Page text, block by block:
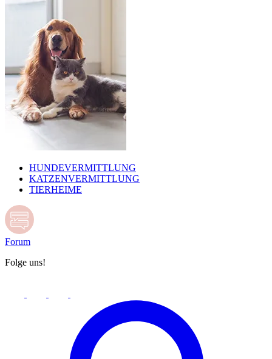
HUNDEVERMITTLUNG
KATZENVERMITTLUNG
TIERHEIME
Forum
Folge uns!